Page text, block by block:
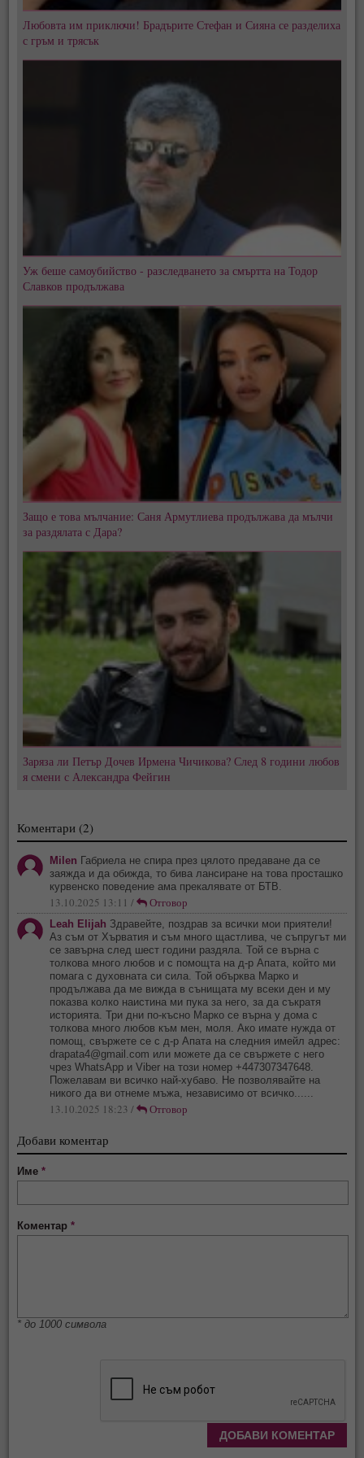
Любовта им приключи! Брадърите Стефан и Сияна се разделиха
с гръм и трясък
Уж беше самоубийство - разследването за смъртта на Тодор
Славков продължава
Защо е това мълчание: Саня Армутлиева продължава да мълчи
за раздялата с Дара?
Заряза ли Петър Дочев Ирмена Чичикова? След 8 години любов
я смени с Александра Фейгин
Коментари (2)
Milen Габриела не спира през цялото предаване да се
заяжда и да обижда, то бива лансиране на това просташко
курвенско поведение ама прекалявате от БТВ.
13.10.2025 13:11 / Отговор
Leah Elijah Здравейте, поздрав за всички мои приятели!
Аз съм от Хърватия и съм много щастлива, че съпругът ми
се завърна след шест години раздяла. Той се върна с
толкова много любов и с помощта на д-р Апата, който ми
помага с духовната си сила. Той обърква Марко и
продължава да ме вижда в сънищата му всеки ден и му
показва колко наистина ми пука за него, за да съкратя
историята. Три дни по-късно Марко се върна у дома с
толкова много любов към мен, моля. Ако имате нужда от
помощ, свържете се с д-р Апата на следния имейл адрес:
drapata4@gmail.com или можете да се свържете с него
чрез WhatsApp и Viber на този номер +447307347648.
Пожелавам ви всичко най-хубаво. Не позволявайте на
никого да ви отнеме мъжа, независимо от всичко......
13.10.2025 18:23 / Отговор
Добави коментар
Име*
Коментар*
* до 1000 символа